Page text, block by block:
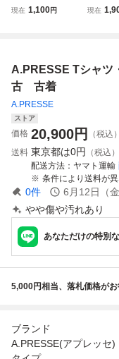
bell ウック 半袖 T
WIC.T 古着
現在 1,100円
イプ ビ
ゴデザ
現在
A.PRESSE Tシャツ
古 古着
A.PRESSE
ストア
価格 20,900円
（税込）
送料 東京都は0円
（税込
配送方法
ヤマト運輸
条件により送料が
0件 6月12日（
やや傷や汚れあり
あなただけの特別
5,000円相当、落札価格が
ブランド
A.PRESSE(アプレッセ)